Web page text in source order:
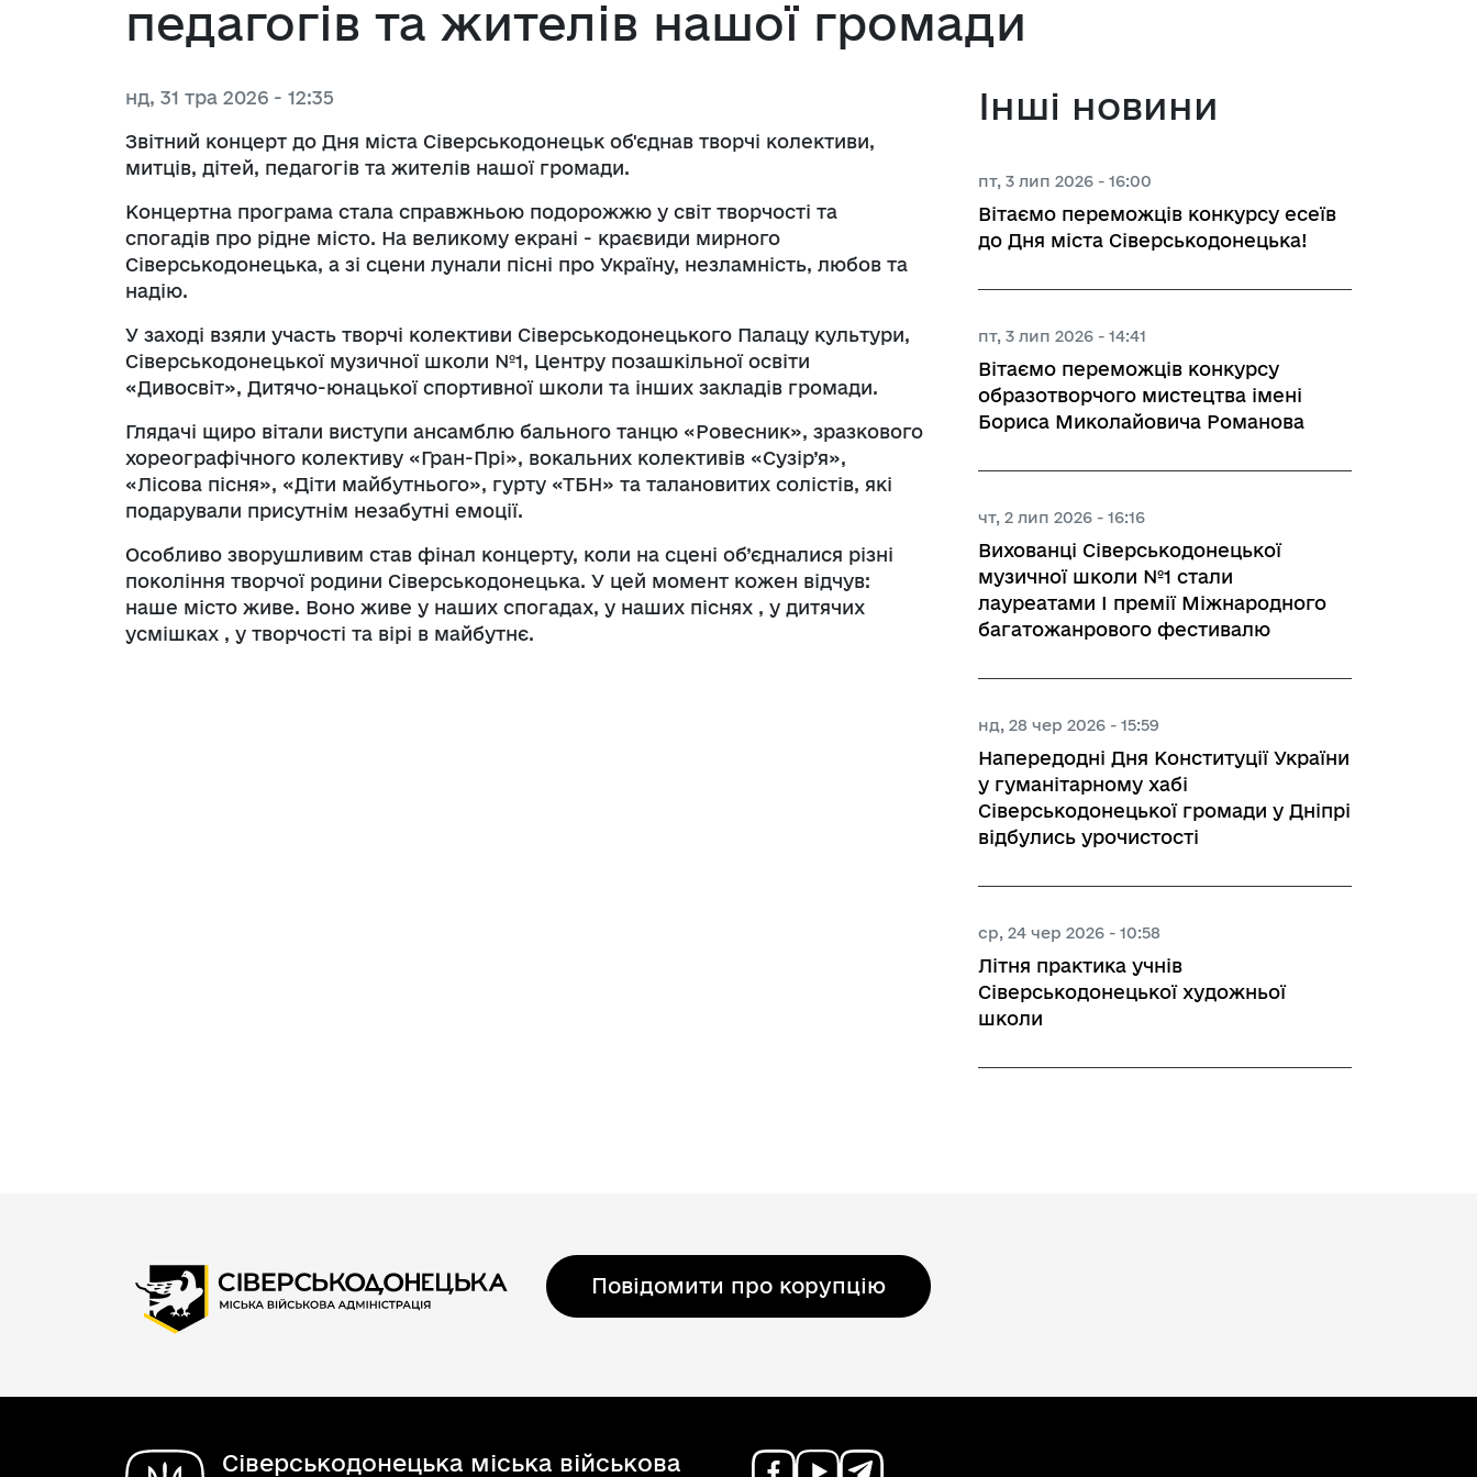
Плани та звіти про роботу сектору з питань
запобігання корупції
Співпраця з викривачами корупції
Управління корупційними ризиками
Прозорі новини
Е-консультації
Орієнтовні плани проведення консультацій з
громадськістю
Публічні обговорення
Гендерна політика
Допомога та захист постраждалих
Координаційна рада з питань сім’ї, гендерної
рівності, демографічного розвитку, запобігання та
ознакою статі, торгівлі людьми та впровадження
Порядку денного 1325 «Жінки. Мир. Безпека»
Ветеранам і ветеранкам
Україна-НАТО
Візуалізація бюджетних процесів
Звіти про виконання бюджету
Оперативна інформація щодо виконання бюджету
Середньострокове планування бюджету громади
Оголошення
Програма соцеконом
Стратегія розвитку громади
Координаційна рада з питань підприємництва у м.
Нормативно-правова база
Оприлюднення проектів регуляторних актів
Планування регуляторної діяльності
Постійна комісія з вивчення та надання висновків
про відповідність проекту регуляторного акта
вимогам законодавства
Прискорений перегляд регуляторних актів
педагогів та жителів нашої громади
нд, 31 тра 2026 - 12:35
Звітний концерт до Дня міста Сіверськодонецьк об'єднав творчі колективи,
митців, дітей, педагогів та жителів нашої громади.
Концертна програма стала справжньою подорожжю у світ творчості та
спогадів про рідне місто. На великому екрані - краєвиди мирного
Сіверськодонецька, а зі сцени лунали пісні про Україну, незламність, любов та
надію.
У заході взяли участь творчі колективи Сіверськодонецького Палацу культури,
Сіверськодонецької музичної школи №1, Центру позашкільної освіти
«Дивосвіт», Дитячо-юнацької спортивної школи та інших закладів громади.
Глядачі щиро вітали виступи ансамблю бального танцю «Ровесник», зразкового
хореографічного колективу «Гран-Прі», вокальних колективів «Сузір’я»,
«Лісова пісня», «Діти майбутнього», гурту «ТБН» та талановитих солістів, які
подарували присутнім незабутні емоції.
Особливо зворушливим став фінал концерту, коли на сцені об’єдналися різні
покоління творчої родини Сіверськодонецька. У цей момент кожен відчув:
наше місто живе. Воно живе у наших спогадах, у наших піснях , у дитячих
усмішках , у творчості та вірі в майбутнє.
Інші новини
пт, 3 лип 2026 - 16:00
Вітаємо переможців конкурсу есеїв
до Дня міста Сіверськодонецька!
пт, 3 лип 2026 - 14:41
Вітаємо переможців конкурсу
образотворчого мистецтва імені
Бориса Миколайовича Романова
чт, 2 лип 2026 - 16:16
Вихованці Сіверськодонецької
музичної школи №1 стали
лауреатами І премії Міжнародного
багатожанрового фестивалю
нд, 28 чер 2026 - 15:59
Напередодні Дня Конституції України
у гуманітарному хабі
Сіверськодонецької громади у Дніпрі
відбулись урочистості
ср, 24 чер 2026 - 10:58
Літня практика учнів
Сіверськодонецької художньої
школи
Повідомити про корупцію
Сіверськодонецька міська військова